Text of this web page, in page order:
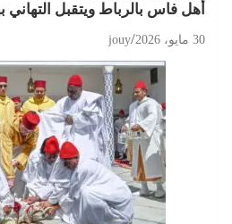
أهل فاس بالرباط ويتقبل التهاني
30 مايو، 2026 jouy